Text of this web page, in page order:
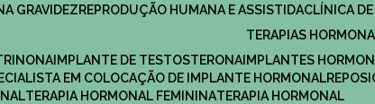
GRAVIDEZ
REPRODUÇÃO HUMANA E ASSISTIDA
CLÍNICA
TERAPIAS
IMPLANTE DE TESTOSTERONA IMPLANTES
EM COLOCAÇÃO DE IMPLANTE HORMONAL
TERAPIA HORMONAL FEMININA TERAPIA HORMONAL